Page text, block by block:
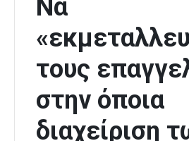
Να
τους
στην όποια
διαχείριση